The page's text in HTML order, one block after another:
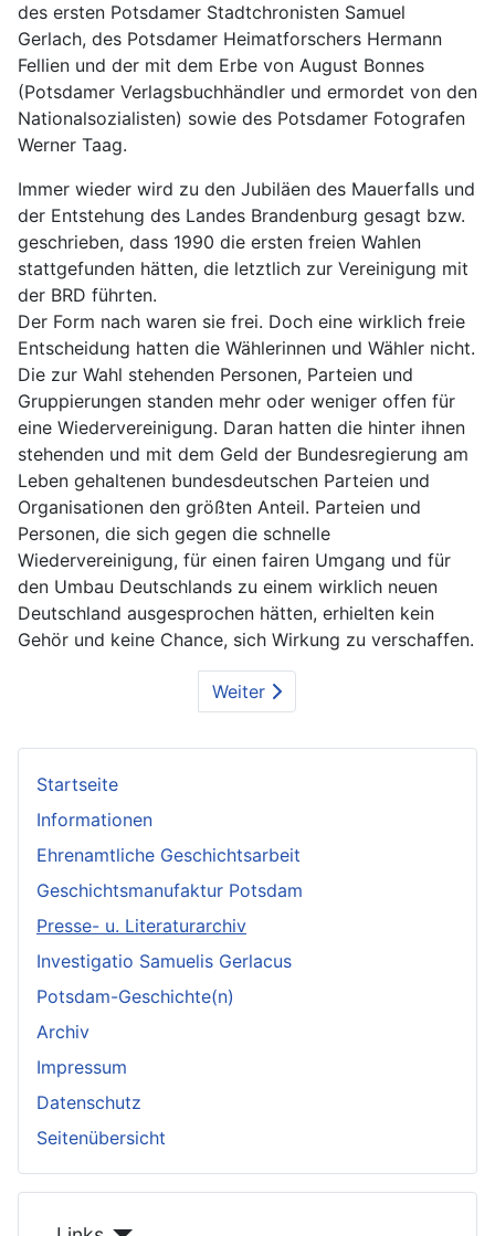
Startseite
Informationen
Ehrenamtliche Geschichtsarbeit
Geschichtsmanufaktur Potsdam
Presse- u. Literaturarchiv
Investigatio Samuelis Gerlacus
Potsdam-Geschichte(n)
Archiv
Impressum
Datenschutz
Seitenübersicht
des ersten Potsdamer Stadtchronisten Samuel
Gerlach, des Potsdamer Heimatforschers Hermann
Fellien und der mit dem Erbe von August Bonnes
(Potsdamer Verlagsbuchhändler und ermordet von den
Nationalsozialisten) sowie des Potsdamer Fotografen
Werner Taag.
Immer wieder wird zu den Jubiläen des Mauerfalls und
der Entstehung des Landes Brandenburg gesagt bzw.
geschrieben, dass 1990 die ersten freien Wahlen
stattgefunden hätten, die letztlich zur Vereinigung mit
der BRD führten.
Der Form nach waren sie frei. Doch eine wirklich freie
Entscheidung hatten die Wählerinnen und Wähler nicht.
Die zur Wahl stehenden Personen, Parteien und
Gruppierungen standen mehr oder weniger offen für
eine Wiedervereinigung. Daran hatten die hinter ihnen
stehenden und mit dem Geld der Bundesregierung am
Leben gehaltenen bundesdeutschen Parteien und
Organisationen den größten Anteil. Parteien und
Personen, die sich gegen die schnelle
Wiedervereinigung, für einen fairen Umgang und für
den Umbau Deutschlands zu einem wirklich neuen
Deutschland ausgesprochen hätten, erhielten kein
Gehör und keine Chance, sich Wirkung zu verschaffen.
Weiter